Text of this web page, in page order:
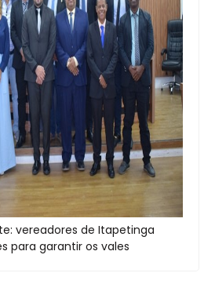
vereadores de Itapetinga
para garantir os vales